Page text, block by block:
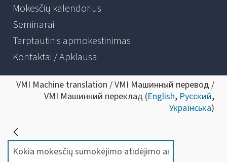
Mokesčių kalendorius
Seminarai
Tarptautinis apmokestinimas
Kontaktai / Apklausa
VMI Machine translation / VMI Машинный перевод /
VMI Машинний переклад (English, Русский,
Українська)